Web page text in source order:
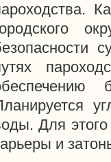
Для
и